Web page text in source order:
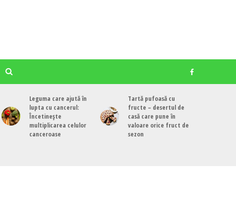
Leguma care ajută în
lupta cu cancerul:
Încetinește
multiplicarea celulor
canceroase
Tartă pufoasă cu
fructe – desertul de
casă care pune în
valoare orice fruct de
sezon